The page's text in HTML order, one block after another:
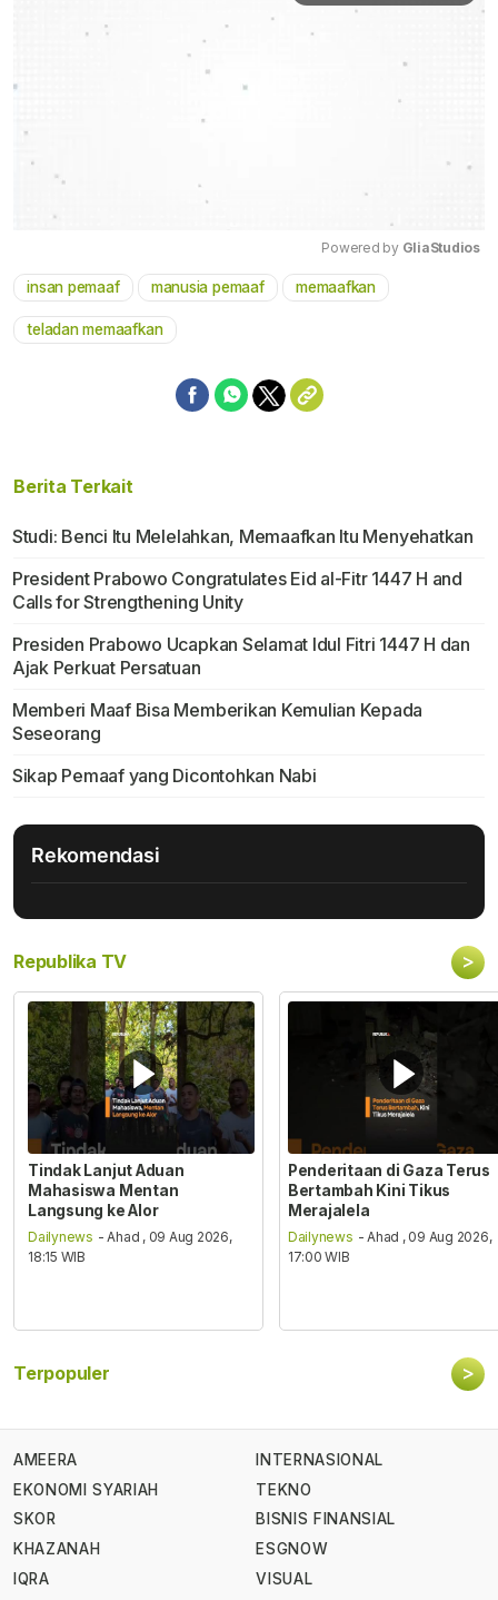
Powered by GliaStudios
insan pemaaf manusia pemaaf memaafkan
teladan memaafkan
Berita Terkait
Studi: Benci Itu Melelahkan, Memaafkan Itu Menyehatkan
President Prabowo Congratulates Eid al-Fitr 1447 H and
Calls for Strengthening Unity
Presiden Prabowo Ucapkan Selamat Idul Fitri 1447 H dan
Ajak Perkuat Persatuan
Memberi Maaf Bisa Memberikan Kemulian Kepada
Seseorang
Sikap Pemaaf yang Dicontohkan Nabi
Rekomendasi
Republika TV >
Tindak Lanjut Aduan
Mahasiswa Mentan
Langsung ke Alor
Dailynews - Ahad , 09 Aug 2026,
18:15 WIB
Penderitaan di Gaza Terus
Bertambah Kini Tikus
Merajalela
Dailynews - Ahad , 09 Aug 2026,
17:00 WIB
Terpopuler >
AMEERA
EKONOMI SYARIAH
SKOR
KHAZANAH
IQRA
INTERNASIONAL
TEKNO
BISNIS FINANSIAL
ESGNOW
VISUAL